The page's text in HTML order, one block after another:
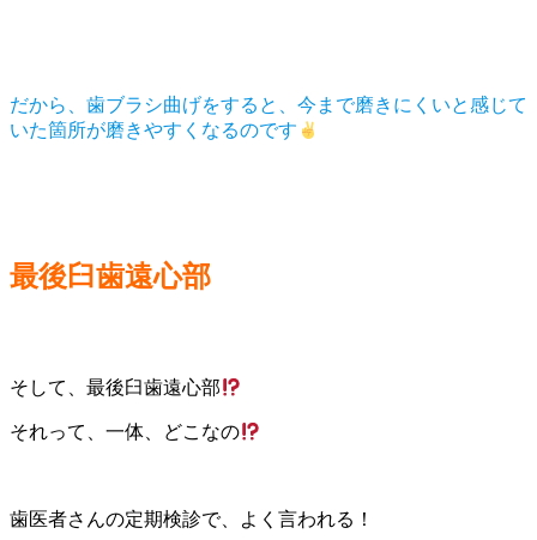
だから、歯ブラシ曲げをすると、今まで磨きにくいと感じて
いた箇所が磨きやすくなるのです
最後臼歯遠心部
そして、最後臼歯遠心部
それって、一体、どこなの
歯医者さんの定期検診で、よく言われる！